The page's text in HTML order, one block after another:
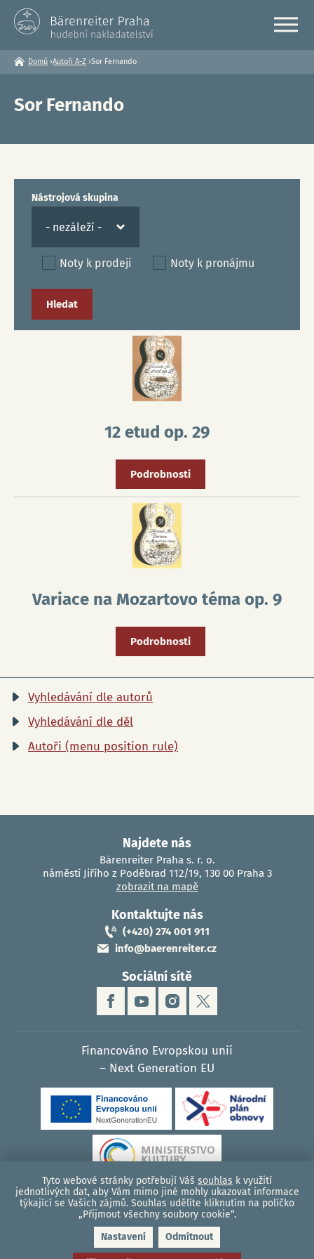
JsteDomů ›Autoři A-Z ›Sor Fernando
Sor Fernando
Nástrojová skupina
Noty k prodeji Noty k pronájmu
12 etud op. 29
Podrobnosti
Variace na Mozartovo téma op. 9
Podrobnosti
Vyhledávání dle autorů
Vyhledávání dle děl
Autoři (menu position rule)
Najdete nás
Bärenreiter Praha s. r. o.
náměstí Jiřího z Poděbrad 112/19, 130 00 Praha 3
zobrazit na mapě
Kontaktujte nás
(+420) 274 001 911
info@baerenreiter.cz
Sociální sítě
Tyto webové stránky potřebují Váš souhlas k využití
jednotlivých dat, aby Vám mimo jiné mohly ukazovat informace
týkající se Vašich zájmů. Souhlas udělíte kliknutím na políčko
„Přijmout všechny soubory cookie“.
Nastavení
Odmítnout
Financováno Evropskou unií
– Next Generation EU
© 2026, Bärenreiter Praha - hudební nakladatelství
|Podmínky ochrany osobních údajů
Administrace